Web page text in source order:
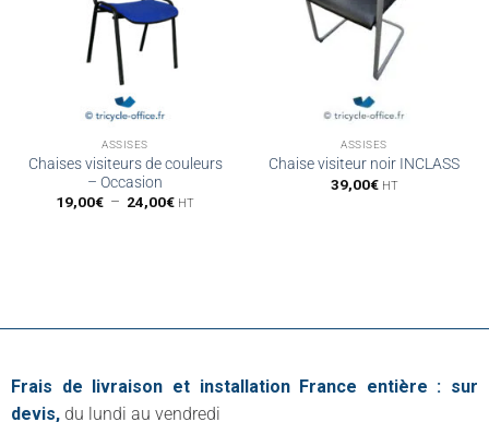
ASSISES
Chaises visiteurs de couleurs
– Occasion
19,00€ – 24,00€Plage
HT
ASSISES
Chaise visiteur noir INCLASS
39,00€ HT
Frais de livraison et installation France entière : sur
devis, du lundi au vendredi